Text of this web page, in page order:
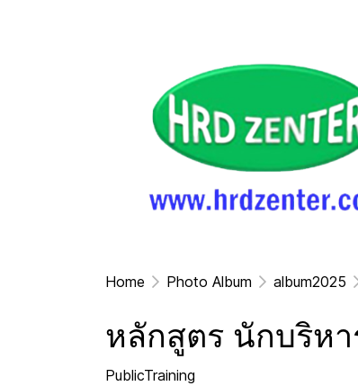
Home Photo Album album2025
หลักสูตร นักบริห
PublicTraining